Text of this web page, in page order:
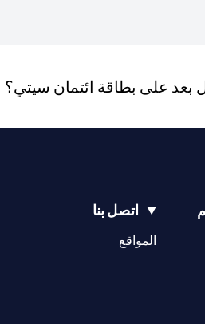
بعد على بطاقة ائتمان سيتي؟
اتصل بنا
المواقع
(opens in a new tab)